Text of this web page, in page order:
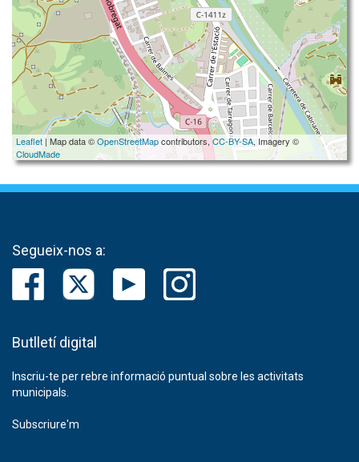
Leaflet| Map data ©OpenStreetMapcontributors,CC-BY-SA, Imagery ©
CloudMade
Segueix-nos a:
Butlletí digital
Inscriu-te per rebre informació puntual sobre les activitats
municipals.
Subscriure'm